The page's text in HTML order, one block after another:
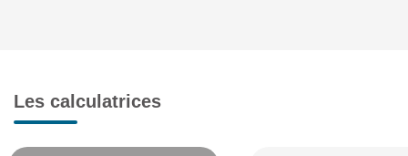
Les calculatrices